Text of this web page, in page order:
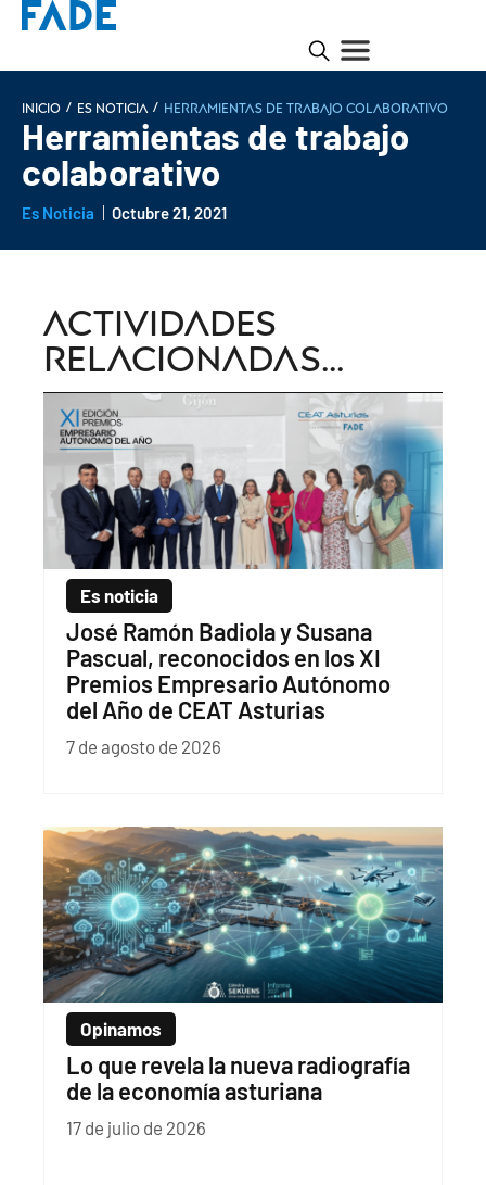
INICIO / Es noticia / Herramientas de trabajo colaborativo
Herramientas de trabajo
colaborativo
Es Noticia Octubre 21, 2021
Actividades
relacionadas...
Es noticia
José Ramón Badiola y Susana
Pascual, reconocidos en los XI
Premios Empresario Autónomo
del Año de CEAT Asturias
7 de agosto de 2026
Opinamos
Lo que revela la nueva radiografía
de la economía asturiana
17 de julio de 2026